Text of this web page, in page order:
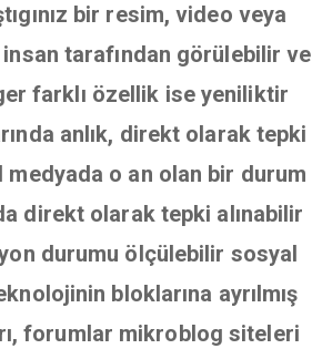
bir resim, video veya
tarafından görülebilir ve
farklı özellik ise yeniliktir
anlık, direkt olarak tepki
o an olan bir durum
direkt olarak tepki alınabilir
durumu ölçülebilir sosyal
bloklarına ayrılmış
forumlar mikroblog siteleri